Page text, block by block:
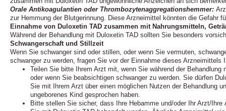
Orale Antikoagulantien oder Thrombozytenaggregationshemmer:
zur Hemmung der Blutgerinnung. Diese Arzneimittel könnten die Gefahr
Einnahme von Duloxetin TAD zusammen mit Nahrungsmitteln,
Während der Behandlung mit Duloxetin TAD sollten Sie besonders
Schwangerschaft und Stillzeit
Wenn Sie schwanger sind oder stillen, oder wenn Sie vermuten,
schwanger zu werden, fragen Sie vor der Einnahme dieses Arzneimittels
Teilen Sie bitte Ihrem Arzt mit, wenn Sie während der Behandlung
oder wenn Sie beabsichtigen schwanger zu werden. Sie dürfen
Sie mit Ihrem Arzt über einen möglichen Nutzen der Behandlung
ungeborenes Kind gesprochen haben.
Bitte stellen Sie sicher, dass Ihre Hebamme und/oder Ihr Arzt/